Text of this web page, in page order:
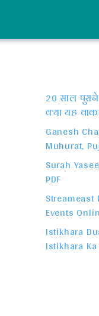
20 साल
क्या यह
Ganesh
Muhurat,
Surah
PDF
Events
Istikhara
Istikhara